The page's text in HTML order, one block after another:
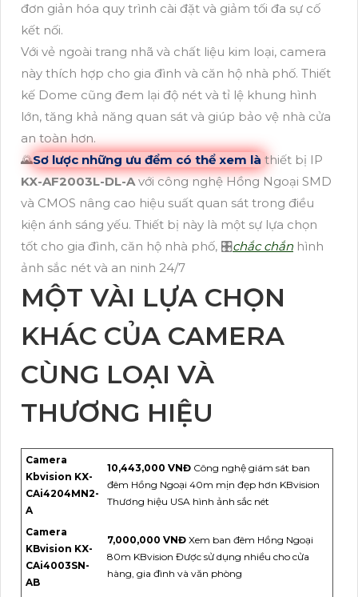
đơn giản hóa quy trình cài đặt và giảm tối đa sự cố
kết nối.
Với vẻ ngoài trang nhã và chất liệu kim loại, camera
này thích hợp cho gia đình và căn hộ nhà phố. Thiết
kế Dome cũng đem lại độ nét và tỉ lệ khung hình
lớn, tăng khả năng quan sát và giúp bảo vệ nhà cửa
an toàn hơn.
🌄Sơ lược những ưu đểm có thể xem là thiết bị IP
KX-AF2003L-DL-Avới công nghệ Hồng Ngoại SMD
và CMOS nâng cao hiệu suất quan sát trong điều
kiện ánh sáng yếu. Thiết bị này là một sự lựa chọn
tốt cho gia đình, căn hộ nhà phố, 🎛chắc chắn hình
ảnh sắc nét và an ninh 24/7
MỘT VÀI LỰA CHỌN
KHÁC CỦA CAMERA
CÙNG LOẠI VÀ
THƯƠNG HIỆU
Camera
Kbvision KX-
CAi4204MN2-
A
10,443,000 VNĐ Công nghệ giám sát ban
đêm Hồng Ngoại 40m mịn đẹp hơn KBvision
Thương hiệu USA hình ảnh sắc nét
Camera
KBvision KX-
CAi4003SN-
AB
7,000,000 VNĐ Xem ban đêm Hồng Ngoại
80m KBvision Được sử dụng nhiều cho cửa
hàng, gia đình và văn phòng